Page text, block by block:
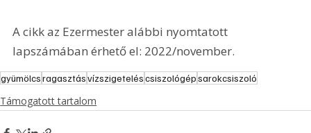
A cikk az Ezermester alábbi nyomtatott
lapszámában érhető el: 2022/november.
gyümölcsragasztásvízszigeteléscsiszológépsarokcsiszoló
Támogatott tartalom